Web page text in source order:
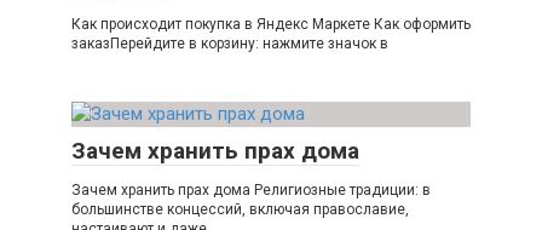
Как происходит покупка в Яндекс Маркете Как оформить
заказПерейдите в корзину: нажмите значок в
Зачем хранить прах дома
Зачем хранить прах дома Религиозные традиции: в
большинстве концессий, включая православие,